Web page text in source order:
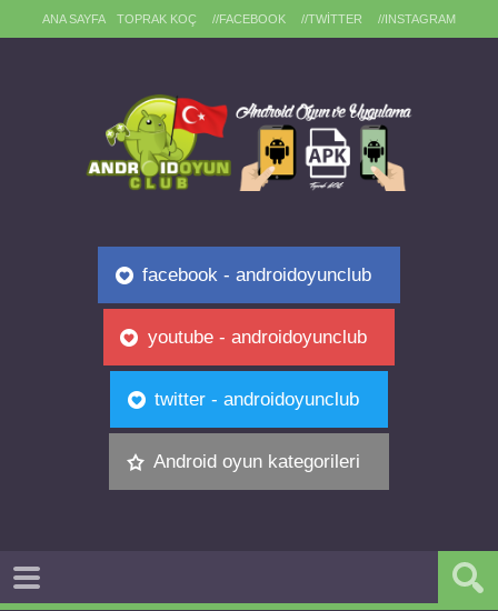
ANA SAYFA TOPRAK KOÇ //FACEBOOK //TWITTER //INSTAGRAM
facebook - androidoyunclub
youtube - androidoyunclub
twitter - androidoyunclub
Android oyun kategorileri